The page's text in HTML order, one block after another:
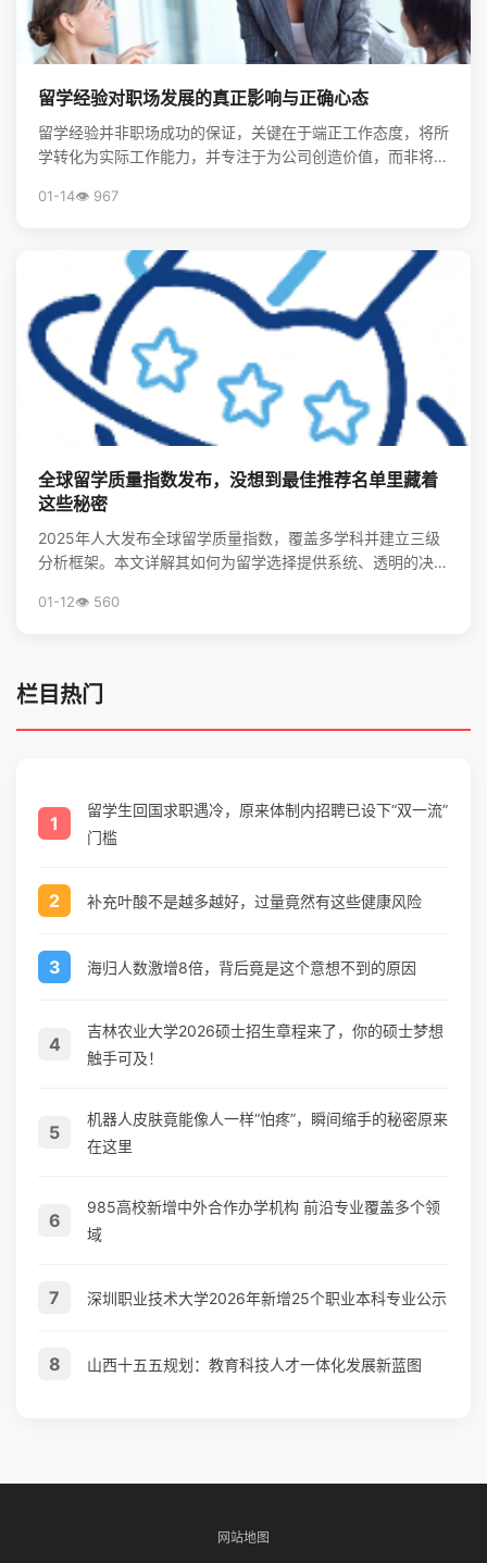
留学经验对职场发展的真正影响与正确心态
留学经验并非职场成功的保证，关键在于端正工作态度，将所
学转化为实际工作能力，并专注于为公司创造价值，而非将其
01-14👁️ 967
全球留学质量指数发布，没想到最佳推荐名单里藏着
这些秘密
2025年人大发布全球留学质量指数，覆盖多学科并建立三级
分析框架。本文详解其如何为留学选择提供系统、透明的决策
01-12👁️ 560
栏目热门
1
留学生回国求职遇冷，原来体制内招聘已设下“双一流”
门槛
2 补充叶酸不是越多越好，过量竟然有这些健康风险
3 海归人数激增8倍，背后竟是这个意想不到的原因
4
吉林农业大学2026硕士招生章程来了，你的硕士梦想
触手可及！
5
机器人皮肤竟能像人一样“怕疼”，瞬间缩手的秘密原来
在这里
6
985高校新增中外合作办学机构 前沿专业覆盖多个领
域
7 深圳职业技术大学2026年新增25个职业本科专业公示
8 山西十五五规划：教育科技人才一体化发展新蓝图
网站地图